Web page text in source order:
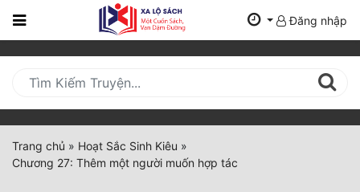
Trang
Mới
Cập
Nhật
(current)
Đăng nhập
Trang chủ » Hoạt Sắc Sinh Kiêu »
Chương 27: Thêm một người muốn hợp tác